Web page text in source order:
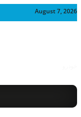
August 7, 2026